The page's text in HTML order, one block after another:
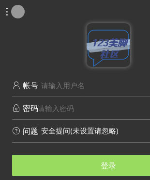

 帐号
 密码
 问题 安全提问(未设置请忽略)
登录